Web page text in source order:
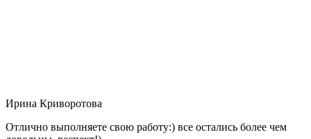
Ирина Криворотова
Отлично выполняете свою работу:) все остались более чем